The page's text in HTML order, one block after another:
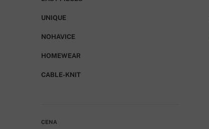
UNIQUE
NOHAVICE
HOMEWEAR
CABLE-KNIT
CENA